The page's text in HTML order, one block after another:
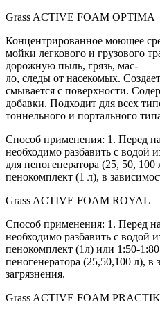
Grass ACTIVE FOAM OPTIMA
Концентрированное моющее
мойки легкового и грузового
дорожную пыль, грязь, мас-
ло, следы от насекомых.
смывается с поверхности.
добавки. Подходит для всех
тоннельного и портального
Способ применения: 1. Перед
необходимо разбавить с водой
для пеногенератора (25, 50,
пенокомплект (1 л), в
Grass ACTIVE FOAM ROYAL
Способ применения: 1. Перед
необходимо разбавить с водой
пенокомплект (1л) или 1:50-
пеногенератора (25,50,100 л), в
загрязнения.
Grass ACTIVE FOAM PRACTIK